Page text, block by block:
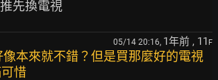
05/14 20:16, 1年前 , 11 F
像本來就不錯？但是買那麼好的電視
惜